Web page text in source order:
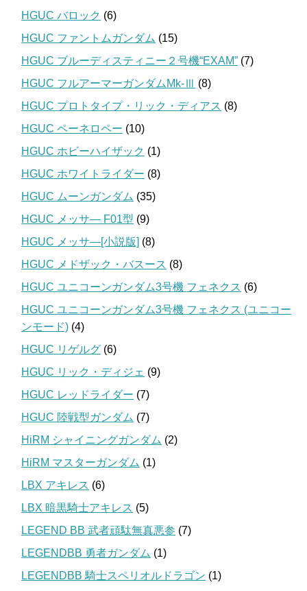
HGUC バロック (6)
HGUC ファントムガンダム (15)
HGUC ブルーディスティニー２号機“EXAM” (7)
HGUC フルアーマーガンダムMk-Ⅲ (8)
HGUC プロトタイプ・リック・ディアス (8)
HGUC ペーネロペー (10)
HGUC ホビーハイザック (1)
HGUC ホワイトライダー (8)
HGUC ムーンガンダム (35)
HGUC メッサ― F01型 (9)
HGUC メッサ―[小説版] (8)
HGUC メドザック・バスース (8)
HGUC ユニコーンガンダム3号機 フェネクス (6)
HGUC ユニコーンガンダム3号機 フェネクス (ユニコー
ンモード) (4)
HGUC リゲルグ (6)
HGUC リック・ディジェ (9)
HGUC レッドライダー (7)
HGUC 陸戦型ガンダム (7)
HiRM シャイニングガンダム (2)
HiRM マスターガンダム (1)
LBX アキレス (6)
LBX 暗黒騎士アキレス (5)
LEGEND BB 武者頑駄無真悪参 (7)
LEGENDBB 勇者ガンダム (1)
LEGENDBB 騎士スペリオルドラゴン (1)